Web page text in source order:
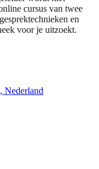
cursus van twee
en
voor je uitzoekt.
Nederland